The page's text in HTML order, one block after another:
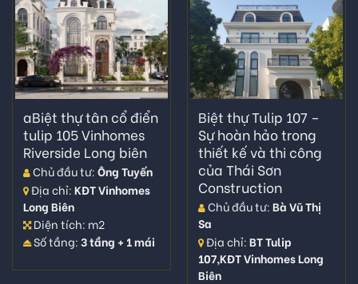
aBiệt thự tân cổ điển
tulip 105 Vinhomes
Riverside Long biên
Chủ đầu tư: Ông Tuyến
Địa chỉ: KĐT Vinhomes
Long Biên
Diện tích: m2
Số tầng: 3 tầng + 1 mái
Biệt thự Tulip 107 –
Sự hoàn hảo trong
thiết kế và thi công
của Thái Sơn
Construction
Chủ đầu tư: Bà Vũ Thị
Sa
Địa chỉ: BT Tulip
107,KĐT Vinhomes Long
Biên